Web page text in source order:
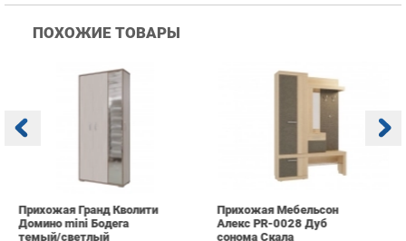
Домино mini Бодега
темый/светлый
12 760 ₽ Купить
Прихожая Мебельсон
КАТАЛОГ ИНФОРМАЦИЯ ГОРОДА